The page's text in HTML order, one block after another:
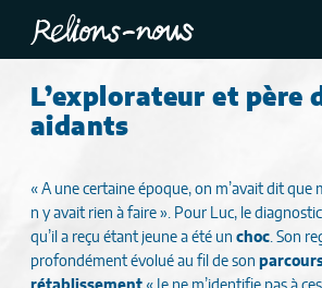
Accueil
Livres vivants
L’explorateur et père des pair-aidants
L’explorateur et père
aidants
« A une certaine époque, on m’avait dit que
n y avait rien à faire ». Pour Luc, le
qu’il a reçu étant jeune a été un choc. Son
profondément évolué au fil de son